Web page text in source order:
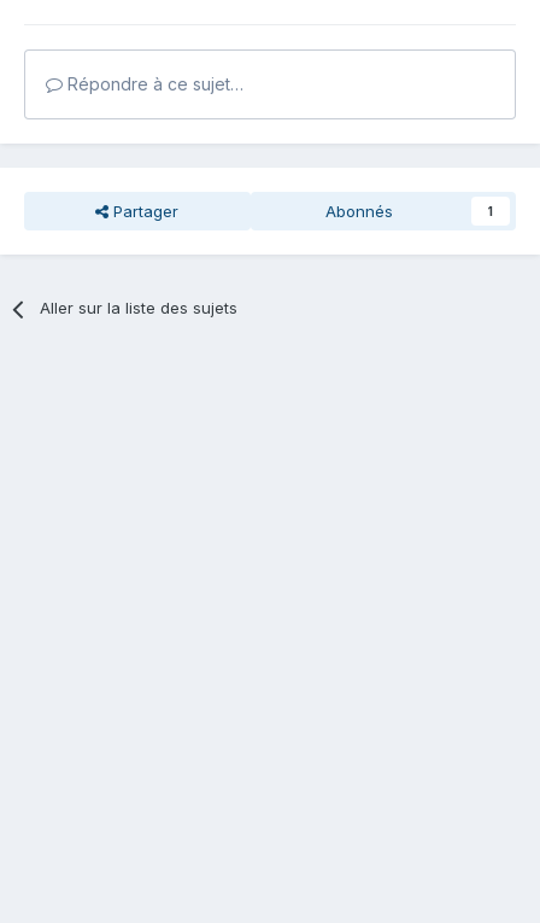
Répondre à ce sujet…
Partager Abonnés 1
Aller sur la liste des sujets